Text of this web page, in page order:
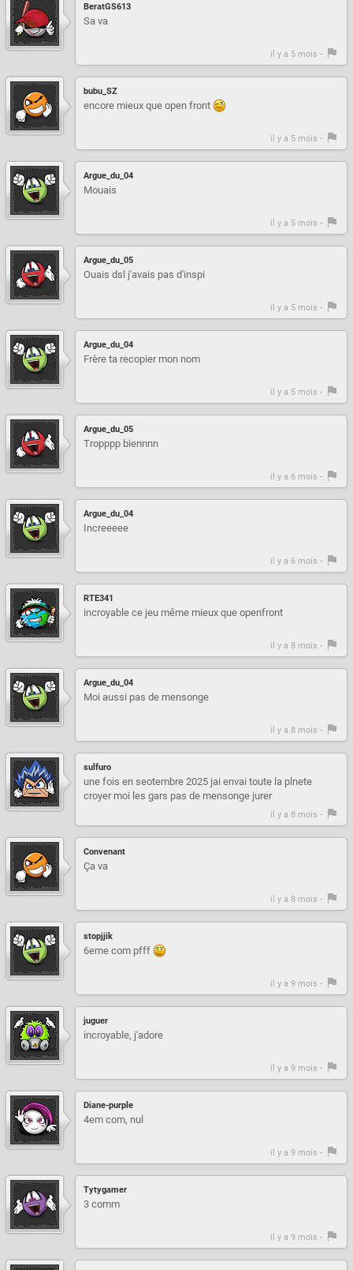
BeratGS613
Sa va
il y a 5 mois -
bubu_SZ
encore mieux que open front
il y a 5 mois -
Argue_du_04
Mouais
il y a 5 mois -
Argue_du_05
Ouais dsl j'avais pas d'inspi
il y a 5 mois -
Argue_du_04
Frère ta recopier mon nom
il y a 5 mois -
Argue_du_05
Tropppp biennnn
il y a 6 mois -
Argue_du_04
Increeeee
il y a 6 mois -
RTE341
incroyable ce jeu même mieux que openfront
il y a 8 mois -
Argue_du_04
Moi aussi pas de mensonge
il y a 8 mois -
sulfuro
une fois en seotembre 2025 jai envai toute la plnete
croyer moi les gars pas de mensonge jurer
il y a 8 mois -
Convenant
Ça va
il y a 8 mois -
stopjjik
6eme com pfff
il y a 9 mois -
juguer
incroyable, j'adore
il y a 9 mois -
Diane-purple
4em com, nul
il y a 9 mois -
Tytygamer
3 comm
il y a 9 mois -